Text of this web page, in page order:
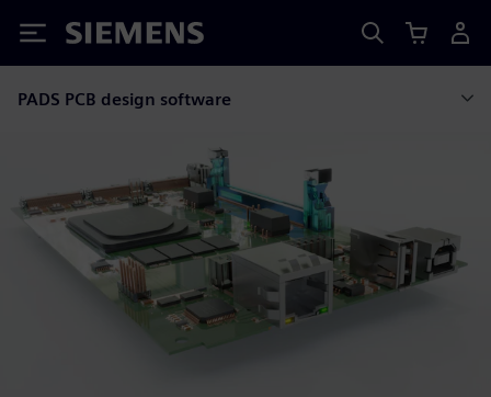
Siemens
PADS PCB design software